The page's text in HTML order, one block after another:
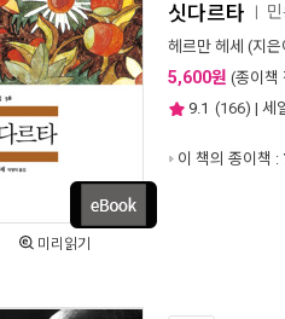
미리읽기
싯다르타
헤르만 헤세 (지은
5,600원 (종이책
9.1 (166) | 세
이 책의 종이책 :